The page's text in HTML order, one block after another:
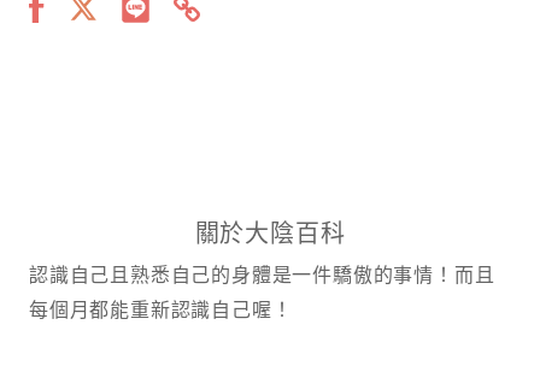
關於大陰百科
認識自己且熟悉自己的身體是一件驕傲的事情！而且
每個月都能重新認識自己喔！